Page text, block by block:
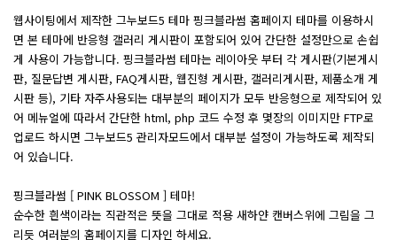
웹사이팅에서 제작한 그누보드5 테마 핑크블라썸 홈페이지 테마를 이용하시
면 본 테마에 반응형 갤러리 게시판이 포함되어 있어 간단한 설정만으로 손쉽
게 사용이 가능합니다. 핑크블라썸 테마는 레이아웃 부터 각 게시판(기본게시
판, 질문답변 게시판, FAQ게시판, 웹진형 게시판, 갤러리게시판, 제품소개 게
시판 등), 기타 자주사용되는 대부분의 페이지가 모두 반응형으로 제작되어 있
어 메뉴얼에 따라서 간단한 html, php 코드 수정 후 몇장의 이미지만 FTP로
업로드 하시면 그누보드5 관리자모드에서 대부분 설정이 가능하도록 제작되
어 있습니다.
핑크블라썸 [ PINK BLOSSOM ] 테마!
순수한 흰색이라는 직관적은 뜻을 그대로 적용 새하얀 캔버스위에 그림을 그
리듯 여러분의 홈페이지를 디자인 하세요.